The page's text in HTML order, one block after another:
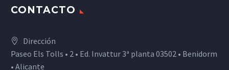
CONTACTO
Dirección
Paseo Els Tolls • 2 • Ed. Invattur 3ª planta 03502 • Benidorm
• Alicante